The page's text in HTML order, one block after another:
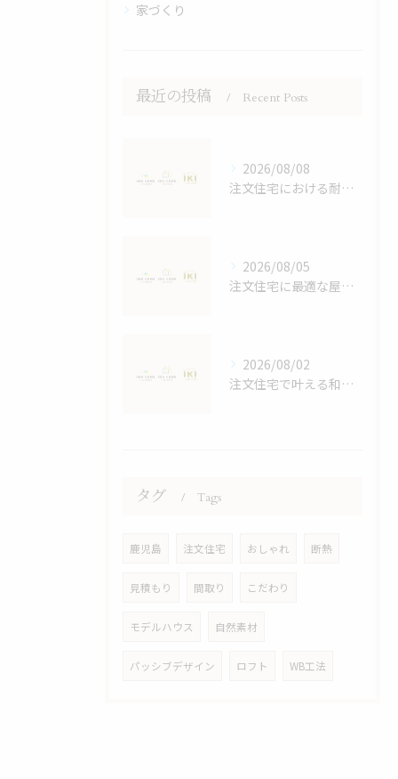
家づくり
最近の投稿 Recent Posts
2026/08/08
注文住宅における耐震等級の詳しい解説
2026/08/05
注文住宅に最適な屋根デザイン術
2026/08/02
注文住宅で叶える和モダンの家づくり鹿児島県鹿児島市大島郡宇検村で失敗しない選び方
タグ Tags
鹿児島 注文住宅 おしゃれ 断熱
見積もり 間取り こだわり
モデルハウス 自然素材
パッシブデザイン ロフト WB工法